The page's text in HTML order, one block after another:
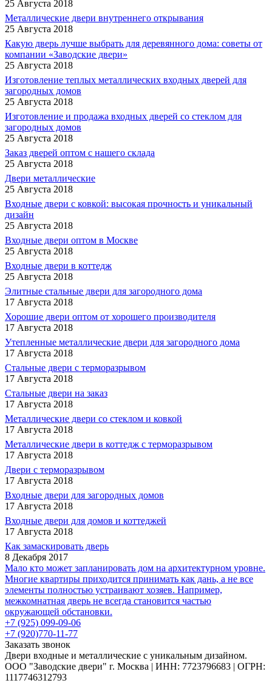
25 Августа 2018
Металлические двери внутреннего открывания
25 Августа 2018
Какую дверь лучше выбрать для деревянного дома: советы от
компании «Заводские двери»
25 Августа 2018
Изготовление теплых металлических входных дверей для
загородных домов
25 Августа 2018
Изготовление и продажа входных дверей со стеклом для
загородных домов
25 Августа 2018
Заказ дверей оптом с нашего склада
25 Августа 2018
Двери металлические
25 Августа 2018
Входные двери с ковкой: высокая прочность и уникальный
дизайн
25 Августа 2018
Входные двери оптом в Москве
25 Августа 2018
Входные двери в коттедж
25 Августа 2018
Элитные стальные двери для загородного дома
17 Августа 2018
Хорошие двери оптом от хорошего производителя
17 Августа 2018
Утепленные металлические двери для загородного дома
17 Августа 2018
Стальные двери с терморазрывом
17 Августа 2018
Стальные двери на заказ
17 Августа 2018
Металлические двери со стеклом и ковкой
17 Августа 2018
Металлические двери в коттедж с терморазрывом
17 Августа 2018
Двери с терморазрывом
17 Августа 2018
Входные двери для загородных домов
17 Августа 2018
Входные двери для домов и коттеджей
17 Августа 2018
Как замаскировать дверь
8 Декабря 2017
Мало кто может запланировать дом на архитектурном уровне.
Многие квартиры приходится принимать как дань, а не все
элементы полностью устраивают хозяев. Например,
межкомнатная дверь не всегда становится частью
окружающей обстановки.
+7 (925) 099-09-06
+7 (920)770-11-77
Заказать звонок
Двери входные и металлические с уникальным дизайном.
ООО "Заводские двери" г. Москва | ИНН: 7723796683 | ОГРН:
1117746312793